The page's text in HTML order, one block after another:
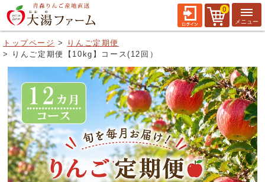
0
トップページ
りんご定期便
りんご定期便【10kg】コース(12回）